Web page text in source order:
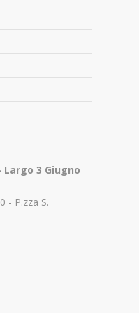
3 Giugno
- P.zza S.